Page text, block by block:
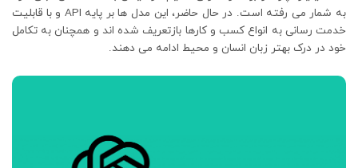
به شمار می رفته است. در حال حاضر، این مدل ها بر پایه API و با قابلیت
خدمت رسانی به انواع کسب و کارها بازتعریف شده اند و همچنان به تکامل
خود در درک بهتر زبان انسان و محیط ادامه می دهند.